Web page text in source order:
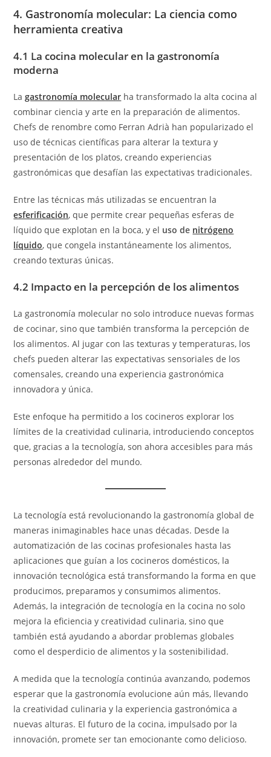
4. Gastronomía molecular: La ciencia como
herramienta creativa
4.1 La cocina molecular en la gastronomía
moderna
Lagastronomía molecular ha transformado la alta cocina al
combinar ciencia y arte en la preparación de alimentos.
Chefs de renombre como Ferran Adrià han popularizado el
uso de técnicas científicas para alterar la textura y
presentación de los platos, creando experiencias
gastronómicas que desafían las expectativas tradicionales.
Entre las técnicas más utilizadas se encuentran la
esferificación, que permite crear pequeñas esferas de
líquido que explotan en la boca, y el uso de nitrógeno
líquido, que congela instantáneamente los alimentos,
creando texturas únicas.
4.2 Impacto en la percepción de los alimentos
La gastronomía molecular no solo introduce nuevas formas
de cocinar, sino que también transforma la percepción de
los alimentos. Al jugar con las texturas y temperaturas, los
chefs pueden alterar las expectativas sensoriales de los
comensales, creando una experiencia gastronómica
innovadora y única.
Este enfoque ha permitido a los cocineros explorar los
límites de la creatividad culinaria, introduciendo conceptos
que, gracias a la tecnología, son ahora accesibles para más
personas alrededor del mundo.
La tecnología está revolucionando la gastronomía global de
maneras inimaginables hace unas décadas. Desde la
automatización de las cocinas profesionales hasta las
aplicaciones que guían a los cocineros domésticos, la
innovación tecnológica está transformando la forma en que
producimos, preparamos y consumimos alimentos.
Además, la integración de tecnología en la cocina no solo
mejora la eficiencia y creatividad culinaria, sino que
también está ayudando a abordar problemas globales
como el desperdicio de alimentos y la sostenibilidad.
A medida que la tecnología continúa avanzando, podemos
esperar que la gastronomía evolucione aún más, llevando
la creatividad culinaria y la experiencia gastronómica a
nuevas alturas. El futuro de la cocina, impulsado por la
innovación, promete ser tan emocionante como delicioso.